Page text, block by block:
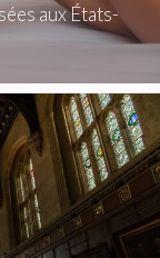
aux États-